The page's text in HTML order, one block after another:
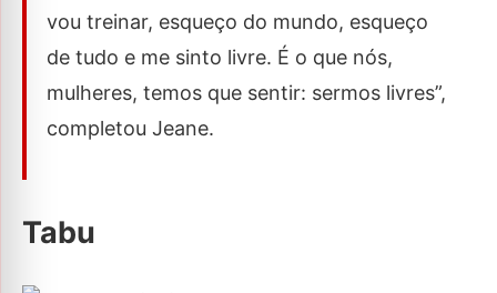
vou treinar, esqueço do mundo, esqueço
de tudo e me sinto livre. É o que nós,
mulheres, temos que sentir: sermos livres”,
completou Jeane.
Tabu